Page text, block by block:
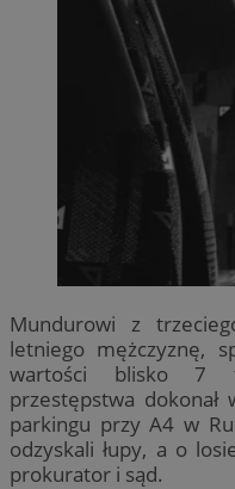
Mundurowi z
letniego mężczyznę,
wartości blisko 7
przestępstwa dokonał
parkingu przy A4 w
odzyskali łupy, a o
prokurator i sąd.